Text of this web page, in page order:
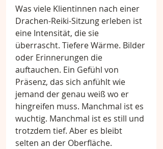
Was viele Klientinnen nach einer
Drachen-Reiki-Sitzung erleben ist
eine Intensität, die sie
überrascht. Tiefere Wärme. Bilder
oder Erinnerungen die
auftauchen. Ein Gefühl von
Präsenz, das sich anfühlt wie
jemand der genau weiß wo er
hingreifen muss. Manchmal ist es
wuchtig. Manchmal ist es still und
trotzdem tief. Aber es bleibt
selten an der Oberfläche.